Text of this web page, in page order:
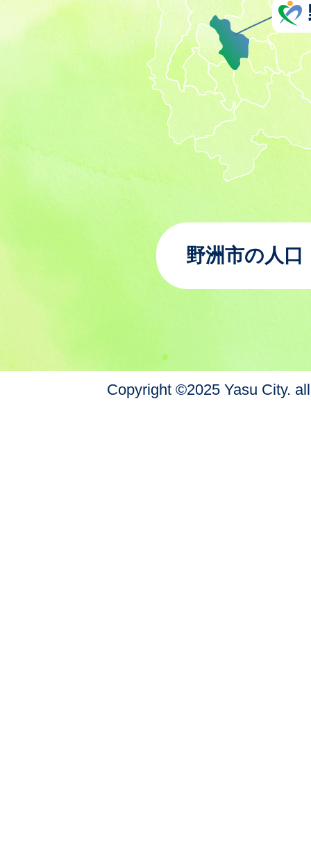
野洲市の人口
Copyright ©2025 Yasu City.